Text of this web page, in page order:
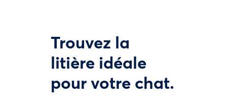
Trouvez la
litière idéale
pour votre chat.